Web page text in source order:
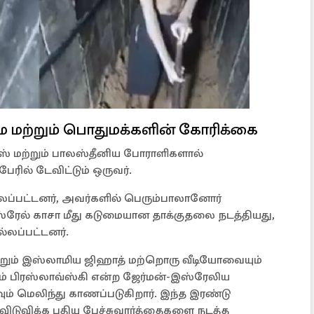
பொதுமக்களின் கோரிக்கை
மற்றும் பாலஸ்தீனிய போராளிகளால்
டேவிட்டும் ஒருவர்.
அவர்களில் பெரும்பாலானோர்
காசா மீது கடுமையான தாக்குதலை நடத்தியது,
இஸ்லாமிய ஜிஹாத் மற்றொரு வீடியோவையும்
பிரஸ்லாவ்ஸ்கி என்ற ஜேர்மன்-இஸ்ரேலிய
மெலிந்து காணப்படுகிறார். இந்த இரண்டு
புதிய பேச்சுவார்த்தைகளை நடத்த